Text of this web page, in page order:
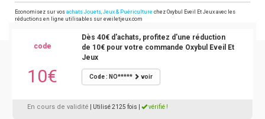
Economisez sur vos achats Jouets, Jeux & Puériculture chez Oxybul Eveil Et Jeux avec les
réductions en ligne utilisables sur eveiletjeux.com
code
10€
Dès 40€ d'achats, profitez d'une réduction
de 10€ pour votre commande Oxybul Eveil Et
Jeux
Code : NO***** voir
En cours de validité | Utilisé 2125 fois vérifié !